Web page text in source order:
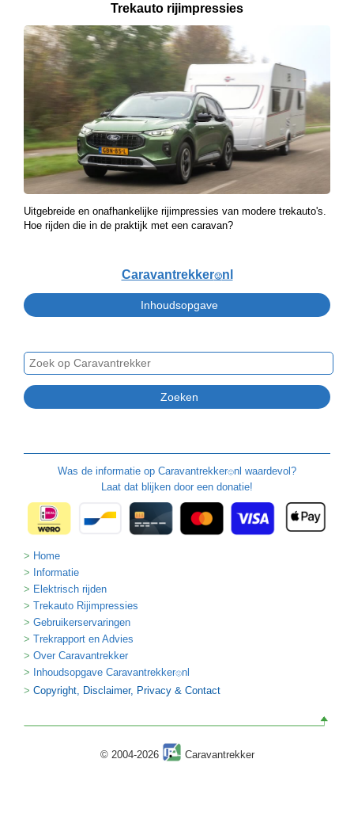
Trekauto rijimpressies
Uitgebreide en onafhankelijke rijimpressies van modere trekauto's.
Hoe rijden die in de praktijk met een caravan?
Caravantrekker🙂nl
Was de informatie op Caravantrekker🙂nl waardevol?
Laat dat blijken door een donatie!
Home
Informatie
Elektrisch rijden
Trekauto Rijimpressies
Gebruikerservaringen
Trekrapport en Advies
Over Caravantrekker
Inhoudsopgave Caravantrekker🙂nl
Copyright, Disclaimer, Privacy & Contact
© 2004-2026 Caravantrekker